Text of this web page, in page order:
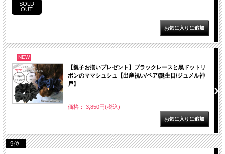
SOLD
OUT
NEW
【親子お揃いプレゼント】ブラックレースと黒ドットリ
ボンのママシュシュ【出産祝い/ペア/誕生日/ジュメル神
戸】
価格： 3,850円(税込)
9位